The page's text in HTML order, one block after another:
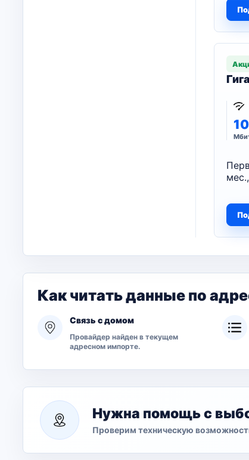
Как читать данные по
Связь с домом
Провайдер найден в текущем
адресном импорте.
Нужна помощь с
Проверим техническую